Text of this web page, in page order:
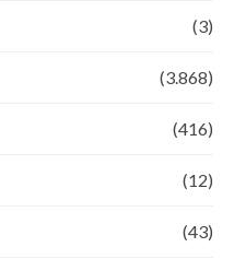
(3)
(3.868)
(416)
(12)
(43)